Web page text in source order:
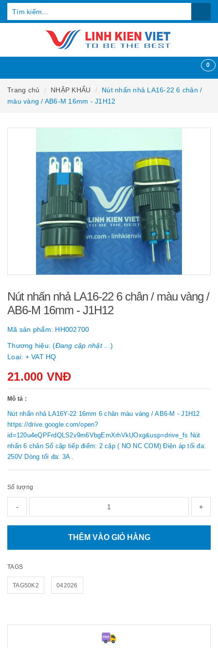
0
Trang chủ NHẬP KHẨU
Nút nhấn nhả LA16-22 6 chân /
màu vàng / AB6-M 16mm - J1H12
Nút nhấn nhả LA16-22 6 chân / màu vàng /
AB6-M 16mm - J1H12
Mã sản phẩm: HH002700
Thương hiệu: (Đang cập nhật ... )
Loại: + VAT HQ
21.000 VNĐ
Mô tả :
Nút nhấn nhả LA16Y-22 16mm 6 chân màu vàng / AB6-M - J1H12
https://drive.google.com/open?
id=120u4eQPFrdQLS2v9m6VbgEmXrhVkUOxg&usp=drive_fs Nút
nhấn 6 chân Số cặp tiếp điểm: 2 cặp ( NO NC COM) Điện áp tối đa:
250V Dòng tối đa: 3A .
Số lượng
- +
THÊM VÀO GIỎ HÀNG
TAGS
TAG50K2 042026